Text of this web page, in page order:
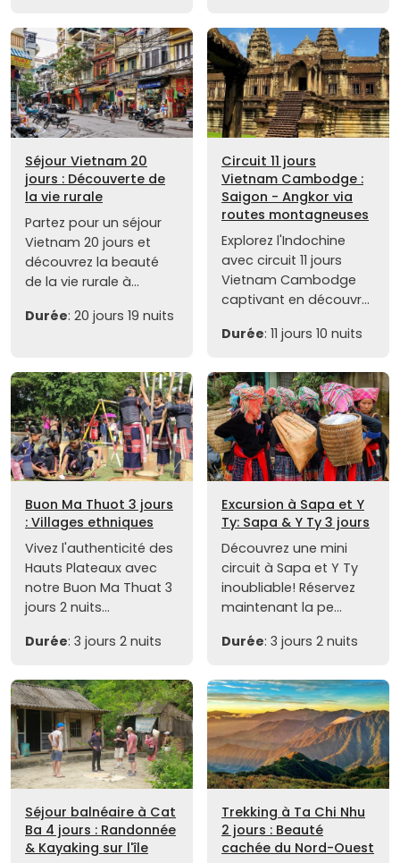
Séjour Vietnam 20
jours : Découverte de
la vie rurale
Partez pour un séjour
Vietnam 20 jours et
découvrez la beauté
de la vie rurale à...
Durée: 20 jours 19 nuits
Circuit 11 jours
Vietnam Cambodge :
Saigon - Angkor via
routes montagneuses
Explorez l'Indochine
avec circuit 11 jours
Vietnam Cambodge
captivant en découvr...
Durée: 11 jours 10 nuits
Buon Ma Thuot 3 jours
: Villages ethniques
Vivez l'authenticité des
Hauts Plateaux avec
notre Buon Ma Thuat 3
jours 2 nuits...
Durée: 3 jours 2 nuits
Excursion à Sapa et Y
Ty: Sapa & Y Ty 3 jours
Découvrez une mini
circuit à Sapa et Y Ty
inoubliable! Réservez
maintenant la pe...
Durée: 3 jours 2 nuits
Séjour balnéaire à Cat
Ba 4 jours : Randonnée
& Kayaking sur l'île
Trekking à Ta Chi Nhu
2 jours : Beauté
cachée du Nord-Ouest